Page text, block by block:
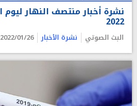
2022
البث الصوتي نشرة الأخبار 2022/01/26 12:44